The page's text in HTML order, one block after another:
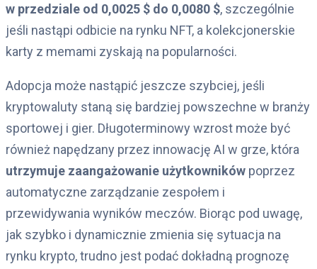
w przedziale od 0,0025 $ do 0,0080 $, szczególnie
jeśli nastąpi odbicie na rynku NFT, a kolekcjonerskie
karty z memami zyskają na popularności.
Adopcja może nastąpić jeszcze szybciej, jeśli
kryptowaluty staną się bardziej powszechne w branży
sportowej i gier. Długoterminowy wzrost może być
również napędzany przez innowację AI w grze, która
utrzymuje zaangażowanie użytkowników poprzez
automatyczne zarządzanie zespołem i
przewidywania wyników meczów. Biorąc pod uwagę,
jak szybko i dynamicznie zmienia się sytuacja na
rynku krypto, trudno jest podać dokładną prognozę